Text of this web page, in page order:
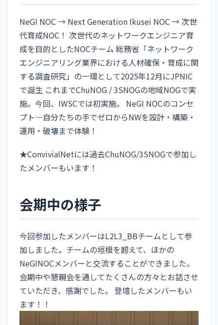
NeGI NOC​ → Next Generation Ikusei NOC → 次世
代育成NOC！ 次世代のネットワークエンジニア育
成を目的としたNOCチーム 総務省「ネットワーク
エンジニアリング業界における人材確保・育成に関
する調査研究」の一環として​2025年12月にJPNIC
で誕生 これまでChuNOG / 3SNOGの地域NOGで実
施。今回、IWSCでは初実施​。 NeGI NOCのコンセ
プト…​自分たちの手でゼロからNWを設計・構築・
運用・破壊まで体験！
★ConvivialNetには過去ChuNOG/3SNOGで参加し
たメンバーもいます！
会期中の様子
今回参加したメンバーはL2L3_BBチームとして参
加しました。チームの垣根を超えて、ほかの
NeGINOCメンバーと交流することができました。
会期中や懇親会を通してたくさんの方々とお話させ
ていただき、感謝でした。 登壇したメンバーもい
ます！！